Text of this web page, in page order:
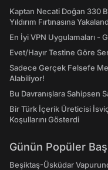
Kaptan Necati Doğan 330
Yıldırım Fırtınasına
En İyi VPN Uygulamaları -
Evet/Hayır Testine Göre
Sadece Gerçek Felsefe
Alabiliyor!
Bu Davranışlara Sahipsen
Bir Türk İçerik Üreticisi
Koşullarını Gösterdi
Günün Popüler
Beşiktaş-Üsküdar